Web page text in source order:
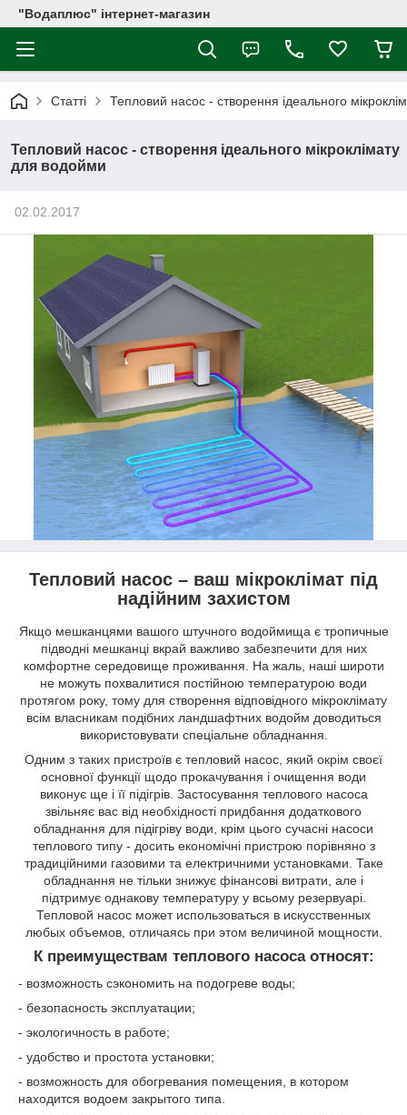
"Водаплюс" інтернет-магазин
Статті Тепловий насос - створення ідеального
Тепловий насос - створення ідеального мікроклімату
для водойми
02.02.2017
Тепловий насос – ваш мікроклімат під
надійним захистом
Якщо мешканцями вашого штучного водоймища є тропичные
підводні мешканці вкрай важливо забезпечити для них
комфортне середовище проживання. На жаль, наші широти
не можуть похвалитися постійною температурою води
протягом року, тому для створення відповідного мікроклімату
всім власникам подібних ландшафтних водойм доводиться
використовувати спеціальне обладнання.
Одним з таких пристроїв є тепловий насос, який окрім своєї
основної функції щодо прокачування і очищення води
виконує ще і її підігрів. Застосування теплового насоса
звільняє вас від необхідності придбання додаткового
обладнання для підігріву води, крім цього сучасні насоси
теплового типу - досить економічні пристрою порівняно з
традиційними газовими та електричними установками. Таке
обладнання не тільки знижує фінансові витрати, але і
підтримує однакову температуру у всьому резервуарі.
Тепловой насос может использоваться в искусственных
любых объемов, отличаясь при этом величиной мощности.
К преимуществам теплового насоса относят:
- возможность сэкономить на подогреве воды;
- безопасность эксплуатации;
- экологичность в работе;
- удобство и простота установки;
- возможность для обогревания помещения, в котором
находится водоем закрытого типа.